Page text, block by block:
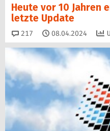
Heute vor 10 Jahren
letzte Update
217 Kommentare
08.04.2024